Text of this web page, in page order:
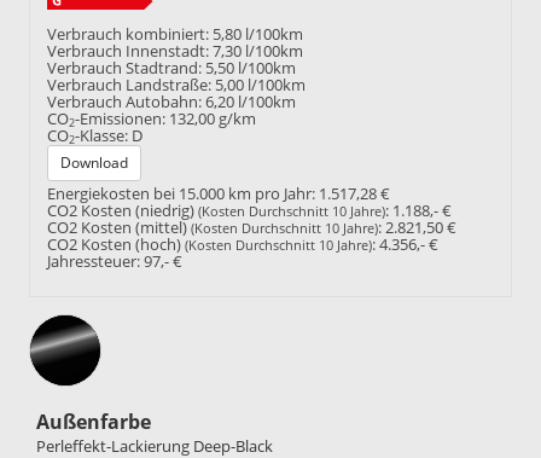
Verbrauch kombiniert: 5,80 l/100km
Verbrauch Innenstadt:7,30 l/100km
Verbrauch Stadtrand: 5,50 l/100km
Verbrauch Landstraße: 5,00 l/100km
Verbrauch Autobahn:6,20 l/100km
CO2-Emissionen: 132,00 g/km
CO2-Klasse: D
Download
Energiekosten bei 15.000 km pro Jahr: 1.517,28 €
CO2 Kosten (niedrig) (Kosten Durchschnitt 10 Jahre): 1.188,- €
CO2 Kosten (mittel) (Kosten Durchschnitt 10 Jahre):2.821,50 €
CO2 Kosten (hoch) (Kosten Durchschnitt 10 Jahre):4.356,- €
Jahressteuer:97,- €
Außenfarbe
Perleffekt-Lackierung Deep-Black